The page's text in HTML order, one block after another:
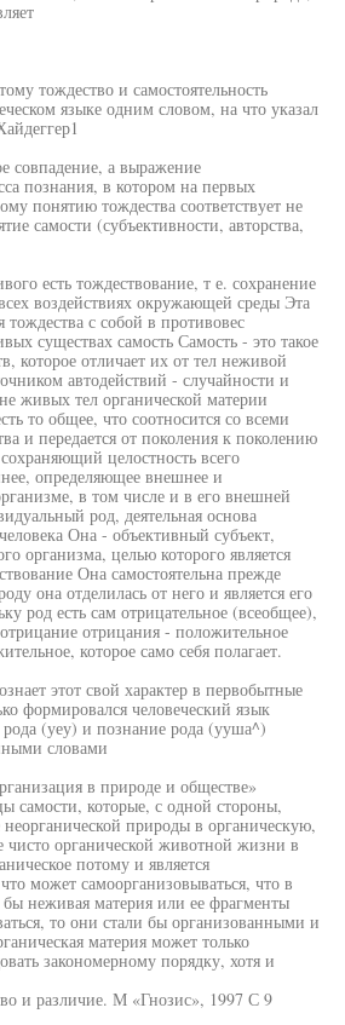
тождество и самостоятельность
языке одним словом, на что указал
совпадение, а выражение
познания, в котором на первых
понятию тождества соответствует не
самости (субъективности, авторства,
есть тождествование, т е. сохранение
воздействиях окружающей среды Эта
тождества с собой в противовес
существах самость Самость - это такое
которое отличает их от тел неживой
автодействий - случайности и
живых тел органической материи
то общее, что соотносится со всеми
и передается от поколения к поколению
целостность всего
определяющее внешнее и
в том числе и в его внешней
род, деятельная основа
Она - объективный субъект,
организма, целью которого является
Она самостоятельна прежде
она отделилась от него и является его
род есть сам отрицательное (всеобщее),
отрицание отрицания - положительное
которое само себя полагает.
этот свой характер в первобытные
формировался человеческий язык
(уеу) и познание рода (ууша^)
словами
в природе и обществе»
самости, которые, с одной стороны,
неорганической природы в органическую,
чисто органической животной жизни в
потому и является
может самоорганизовываться, что в
бы неживая материя или ее фрагменты
то они стали бы организованными и
материя может только
закономерному порядку, хотя и
и различие. М «Гнозис», 1997 С 9